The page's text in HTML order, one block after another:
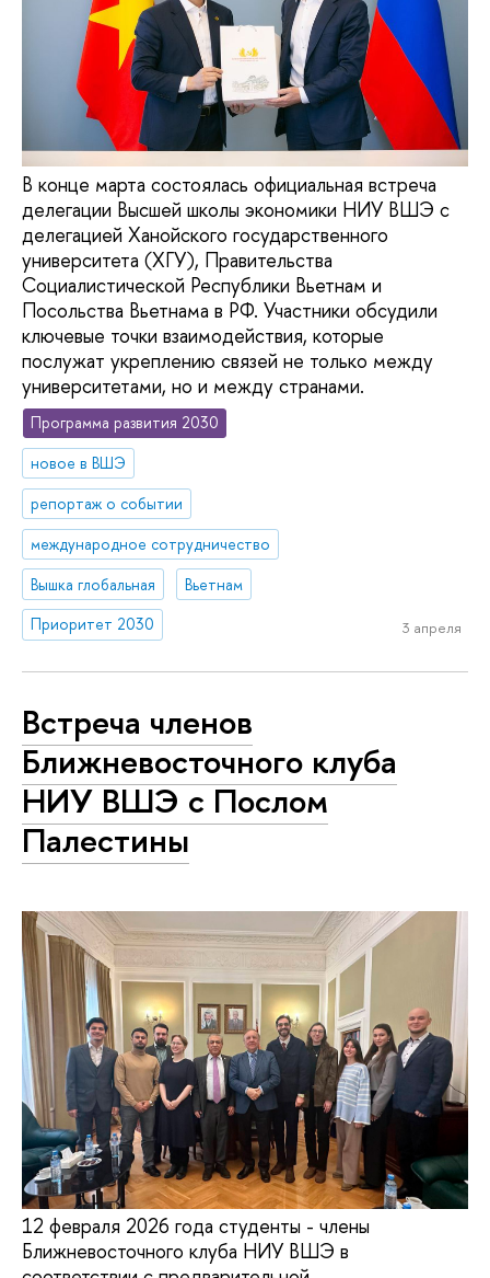
В конце марта состоялась официальная встреча
делегации Высшей школы экономики НИУ ВШЭ с
делегацией Ханойского государственного
университета (ХГУ), Правительства
Социалистической Республики Вьетнам и
Посольства Вьетнама в РФ. Участники обсудили
ключевые точки взаимодействия, которые
послужат укреплению связей не только между
университетами, но и между странами.
Программа развития 2030
новое в ВШЭ
репортаж о событии
международное сотрудничество
Вышка глобальная
Вьетнам
Приоритет 2030
3 апреля
Встреча членов
Ближневосточного клуба
НИУ ВШЭ с Послом
Палестины
12 февраля 2026 года студенты - члены
Ближневосточного клуба НИУ ВШЭ в